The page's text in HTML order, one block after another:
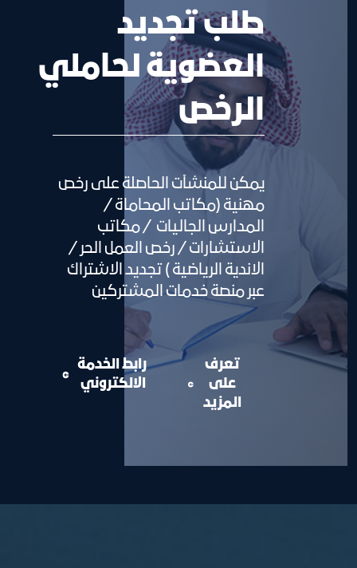
طلب تجديد
العضوية لحاملي
الرخص
يمكن للمنشآت الحاصلة على رخص
مهنية (مكاتب المحاماة /
المدارس الجاليات / مكاتب
الاستشارات / رخص العمل الحر /
الاندية الرياضية ) تجديد الاشتراك
عبر منصة خدمات المشتركين
تعرف
على
المزيد
رابط الخدمة
الالكتروني